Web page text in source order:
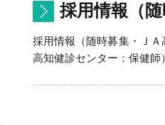
採用情報（
採用情報（随時募集・Ｊ
高知健診センター：保健師